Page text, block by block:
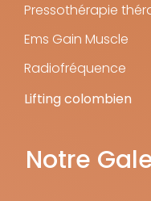
Pressothérapie
Ems Gain Muscle
Radiofréquence
Lifting colombien
Notre